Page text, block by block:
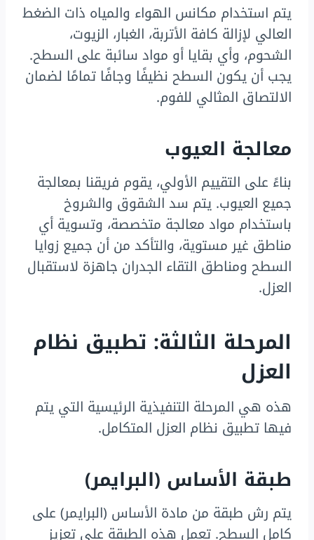
يتم استخدام مكانس الهواء والمياه ذات الضغط
العالي لإزالة كافة الأتربة، الغبار، الزيوت،
الشحوم، وأي بقايا أو مواد سائبة على السطح.
يجب أن يكون السطح نظيفًا وجافًا تمامًا لضمان
الالتصاق المثالي للفوم.
معالجة العيوب
بناءً على التقييم الأولي، يقوم فريقنا بمعالجة
جميع العيوب. يتم سد الشقوق والشروخ
باستخدام مواد معالجة متخصصة، وتسوية أي
مناطق غير مستوية، والتأكد من أن جميع زوايا
السطح ومناطق التقاء الجدران جاهزة لاستقبال
العزل.
المرحلة الثالثة: تطبيق نظام
العزل
هذه هي المرحلة التنفيذية الرئيسية التي يتم
فيها تطبيق نظام العزل المتكامل.
طبقة الأساس (البرايمر)
يتم رش طبقة من مادة الأساس (البرايمر) على
كامل السطح. تعمل هذه الطبقة على تعزيز